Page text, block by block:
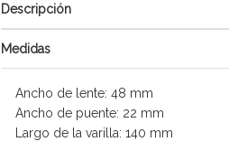
Descripción
Medidas
Ancho de lente: 48 mm
Ancho de puente: 22 mm
Largo de la varilla: 140 mm